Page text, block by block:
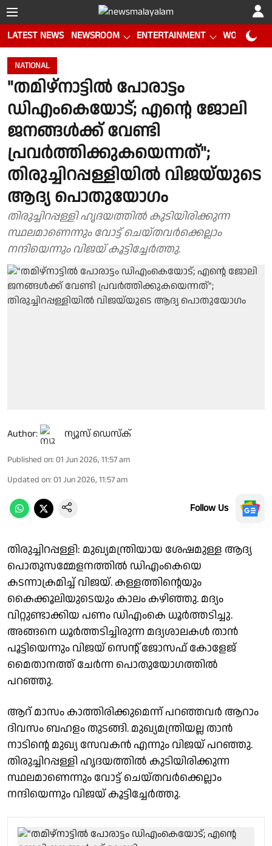
LATEST NEWS NEWSROOM ENTERTAINMENT WORLD CUP
NATIONAL
"തമിഴ്‌നാട്ടില്‍ പോരാട്ടം
ഡിഎംകെയോട്; എന്റെ ജോലി
ജനങ്ങള്‍ക്ക് വേണ്ടി
പ്രവര്‍ത്തിക്കുകയെന്നത്";
തിരുച്ചിറപ്പള്ളിയില്‍ വിജയ്‌യുടെ
ആദ്യ പൊതുയോഗം
തിരുച്ചിറപ്പള്ളി ഹൃദയത്തില്‍ കുടിയിരിക്കുന്ന
സ്ഥലമാണെന്നും വോട്ട് ചെയ്തവര്‍ക്കെല്ലാം
നന്ദിയെന്നും വിജയ് കൂട്ടിച്ചേര്‍ത്തു.
Author: ന്യൂസ് ഡെസ്ക്
Published on: 01 Jun 2026, 11:57 am
Updated on: 01 Jun 2026, 11:57 am
Follow Us
തിരുച്ചിറപ്പള്ളി: മുഖ്യമന്ത്രിയായ ശേഷമുള്ള ആദ്യ
പൊതുസമ്മേളനത്തില്‍ ഡിഎംകെയെ
കടന്നാക്രമിച്ച് വിജയ്. കള്ളത്തിന്റെയും
കൈക്കൂലിയുടെയും കാലം കഴിഞ്ഞു. മദ്യം
വിറ്റുണ്ടാക്കിയ പണം ഡിഎംകെ ധൂര്‍ത്തടിച്ചു.
അങ്ങനെ ധൂര്‍ത്തടിച്ചിരുന്ന മദ്യശാലകള്‍ താന്‍
പൂട്ടിയെന്നും വിജയ് സെന്റ് ജോസഫ് കോളേജ്
മൈതാനത്ത് ചേര്‍ന്ന പൊതുയോഗത്തില്‍
പറഞ്ഞു.
ആറ് മാസം കാത്തിരിക്കുമെന്ന് പറഞ്ഞവര്‍ ആറാം
ദിവസം ബഹളം തുടങ്ങി. മുഖ്യമന്ത്രിയല്ല താന്‍
നാടിന്റെ മുഖ്യ സേവകന്‍ എന്നും വിജയ് പറഞ്ഞു.
തിരുച്ചിറപ്പള്ളി ഹൃദയത്തില്‍ കുടിയിരിക്കുന്ന
സ്ഥലമാണെന്നും വോട്ട് ചെയ്തവര്‍ക്കെല്ലാം
നന്ദിയെന്നും വിജയ് കൂട്ടിച്ചേര്‍ത്തു.